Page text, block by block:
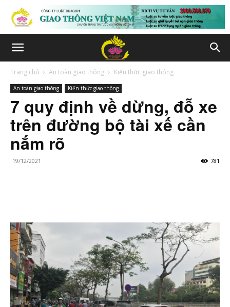
Trang chủ An toàn giao thông Kiến thức giao thông
An toàn giao thông Kiến thức giao thông
7 quy định về dừng, đỗ xe
trên đường bộ tài xế cần
nắm rõ
19/12/2021 781